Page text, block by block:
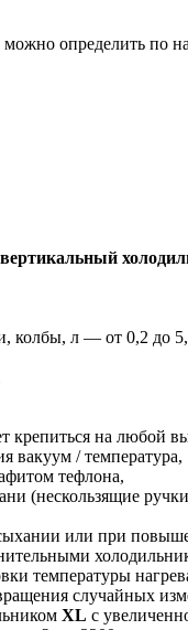
можно определить по
колбы, л — от 0,2 до 5,
крепиться на любой
вакуум / температура,
тефлона,
(нескользящие
или при
температуры
случайных
XL с